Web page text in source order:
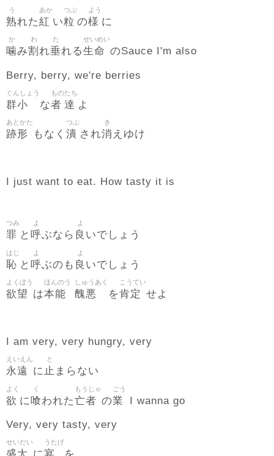
熟
う
れた紅
あか
い粒
つぶ
の様
よう
に
噛
か
み割
わ
れ垂
た
れる生命
せいめい
のSauce I'm also
Berry, berry, we're berries
群小
ぐんしょう
な者
もの
達
たち
よ
跡形
あとかた
もなく 潰
つぶ
され消
き
えゆけ
I just want to eat. How tasty it is
罪
つみ
と 呼
よ
ぶなら 良
よ
いでしょう
恥
はじ
と 呼
よ
ぶのも 良
よ
いでしょう
欲望
よくぼう
は本能
ほんのう
醜悪
しゅうあく
を肯定
こうてい
せよ
I am very, very hungry, very
永遠
えいえん
に止
と
まらない
欲
よく
に喰
く
われた亡者
もうじゃ
の業
ごう
I wanna go
Very, very tasty, very
せいだい うたげ